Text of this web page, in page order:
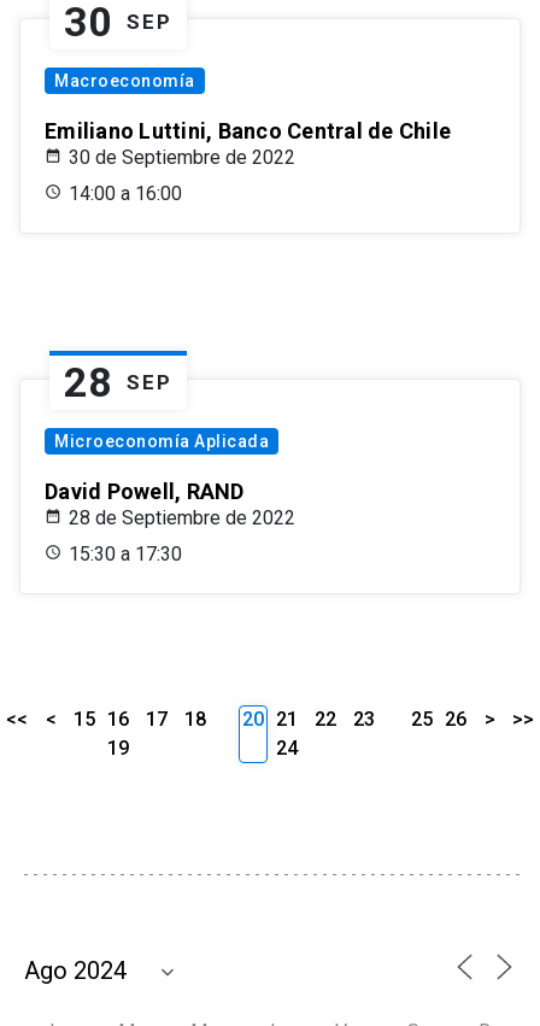
30 SEP
Macroeconomía
Emiliano Luttini, Banco Central de Chile
30 de Septiembre de 2022
14:00 a 16:00
28 SEP
Microeconomía Aplicada
David Powell, RAND
28 de Septiembre de 2022
15:30 a 17:30
<< < 15 16 17
18
19
20 21 22
23
24
25 26 > >>